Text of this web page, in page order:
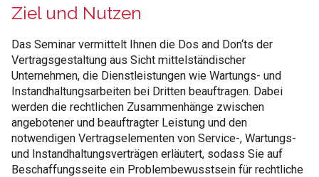
Ziel und Nutzen
Das Seminar vermittelt Ihnen die Dos and Don‘ts der
Vertragsgestaltung aus Sicht mittelständischer
Unternehmen, die Dienstleistungen wie Wartungs- und
Instandhaltungsarbeiten bei Dritten beauftragen. Dabei
werden die rechtlichen Zusammenhänge zwischen
angebotener und beauftragter Leistung und den
notwendigen Vertragselementen von Service-, Wartungs-
und Instandhaltungsverträgen erläutert, sodass Sie auf
Beschaffungsseite ein Problembewusstsein für rechtliche